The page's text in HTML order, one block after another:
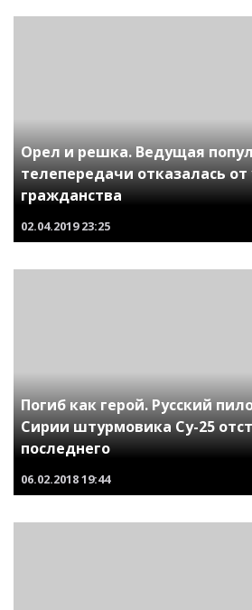
Орел и решка. Ведущая
телепередачи отказалась от
гражданства
02.04.2019 23:25
Погиб как герой. Русский
Сирии штурмовика Су-25
последнего
06.02.201819:44